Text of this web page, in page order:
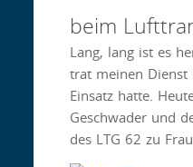
beim
Lang, lang ist es
trat meinen Dienst
Einsatz hatte.
Geschwader und
des LTG 62 zu